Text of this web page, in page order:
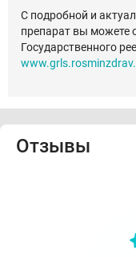
С подробной и
препарат вы можете
Государственного
Отзывы